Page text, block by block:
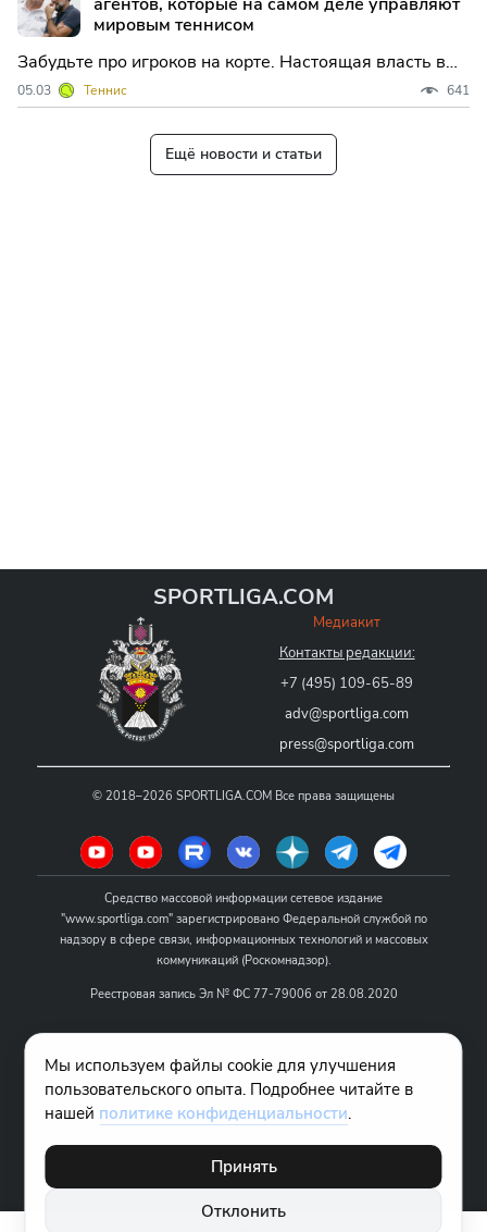
мировым теннисом
Забудьте про игроков на корте. Настоящая власть в
теннисе принадлежит агентам-хищникам, арабским
шейхам и люксовым корпорациям. Раскрываем
которые решают, кто станет миллиардером, а кто
останется ни с чем.
05.03 Теннис 641
Ещё новости и статьи
SPORTLIGA.COM
Медиакит
Контакты редакции:
+7 (495) 109-65-89
adv@sportliga.com
press@sportliga.com
© 2018–2026 SPORTLIGA.COM Все права защищены
Средство массовой информации сетевое издание
"www.sportliga.com" зарегистрировано Федеральной службой по
надзору в сфере связи, информационных технологий и массовых
коммуникаций (Роскомнадзор).
Реестровая запись Эл № ФС 77-79006 от 28.08.2020
Название - www.sportliga.com
Учредитель СМИ сетевого издания "www.sportliga.com": ИП Чамин
О.Н.
Главный редактор СМИ сетевого издания "www.sportliga.com":
Хаимов Д.И.
18+
Мы используем файлы cookie для улучшения
пользовательского опыта. Подробнее читайте в
нашей политике конфиденциальности.
Принять
Отклонить